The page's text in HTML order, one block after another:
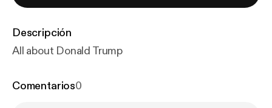
Descripción
All about Donald Trump
Comentarios0